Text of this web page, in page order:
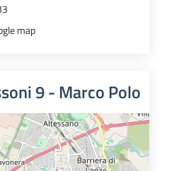
map
9 - Marco Polo